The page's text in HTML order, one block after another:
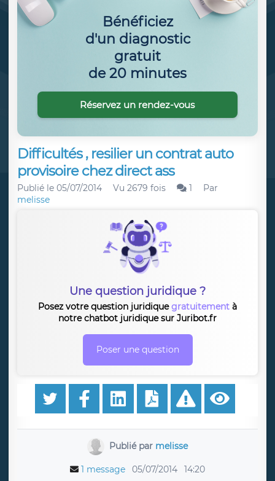
Difficultés , resilier un contrat auto
provisoire chez direct ass
Publié le 05/07/2014 Vu 2679 fois 1
Par
melisse
Une question juridique ?
Posez votre question juridiquegratuitement à
notre chatbot juridique sur Juribot.fr
Poser une question
Publié par melisse
1 message 05/07/2014 14:20
Bénéficiez
d'un diagnostic
gratuit
de 20 minutes
Réservez un rendez-vous